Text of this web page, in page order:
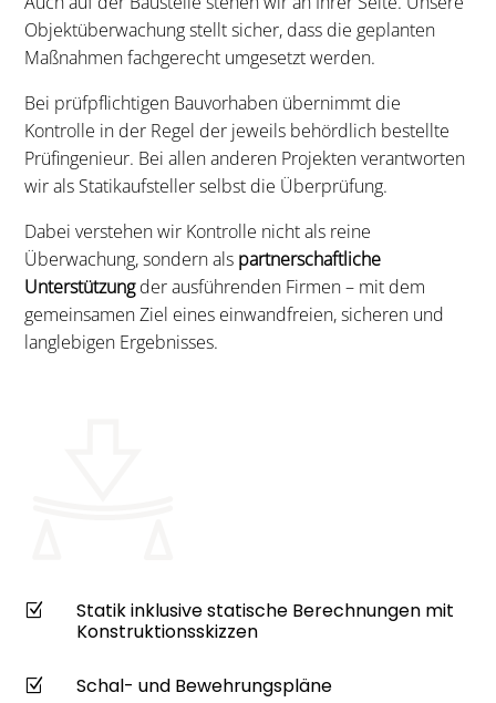
Objektüberwachung stellt sicher, dass die geplanten
Maßnahmen fachgerecht umgesetzt werden.
Bei prüfpflichtigen Bauvorhaben übernimmt die
Kontrolle in der Regel der jeweils behördlich bestellte
Prüfingenieur. Bei allen anderen Projekten verantworten
wir als Statikaufsteller selbst die Überprüfung.
Dabei verstehen wir Kontrolle nicht als reine
Überwachung, sondern als partnerschaftliche
Unterstützungder ausführenden Firmen – mit dem
gemeinsamen Ziel eines einwandfreien, sicheren und
langlebigen Ergebnisses.
Z
Statik inklusive statische Berechnungen mit
Konstruktionsskizzen
Z Schal- und Bewehrungspläne